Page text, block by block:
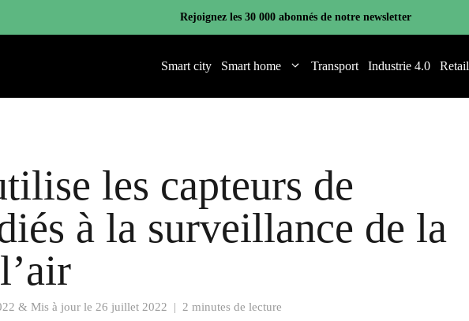
Rejoignez les 30 000 abonnés de notre newsletter
Smart city Smart home Transport Industrie 4.0 Retail
les capteurs de
à la surveillance de la
& Mis à jour le 26 juillet 2022 | 2 minutes de lecture